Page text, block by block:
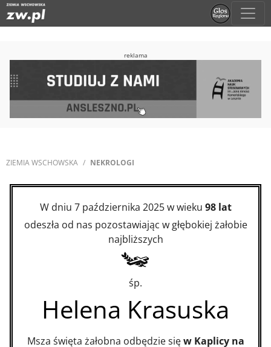
reklama
ZIEMIA WSCHOWSKA NEKROLOGI
W dniu 7 października 2025 w wieku 98 lat
odeszła od nas pozostawiając w głębokiej żałobie
najbliższych
śp.
Helena Krasuska
Msza święta żałobna odbędzie sięw Kaplicy na